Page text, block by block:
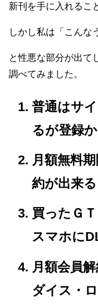
新刊を手に入れるこ
しかし私は「こんな
と性悪な部分が出て
調べてみました。
普通はサ
るが登録
月額無料
約が出来る
買ったＧ
スマホに
月額会員
ダイス・